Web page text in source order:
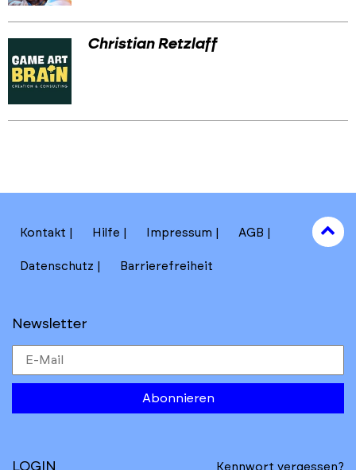
Christian Retzlaff
Kontakt
Hilfe Impressum AGB
Datenschutz Barrierefreiheit
Newsletter
Abonnieren
to
top
LOGIN Kennwort vergessen?